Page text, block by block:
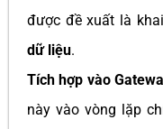
được đề xuất là
dữ liệu.
Tích hợp vào
này vào vòng lặp